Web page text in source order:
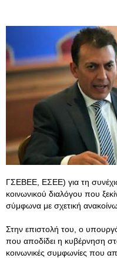
ΓΣΕΒΕΕ, ΕΣΕΕ) για τη
κοινωνικού διαλόγου που
σύμφωνα με σχετική
Στην επιστολή του, ο
που αποδίδει η κυβέρνηση
κοινωνικές συμφωνίες που